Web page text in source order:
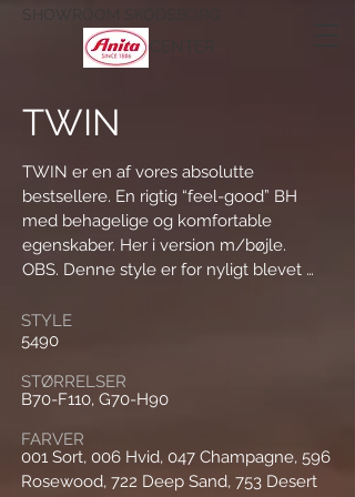
SHOWROOM SKODSBORG
TWIN
TWIN er en af vores absolutte
bestsellere. En rigtig “feel-good” BH
med behagelige og komfortable
egenskaber. Her i version m/bøjle.
OBS. Denne style er for nyligt blevet
F. Derimod er str. 65 under udfasning.
sømløse og formpressede skåle og
blød microfiber, at den næsten er både
usynlig under tøjet og man derfor stort
set ikke mærker, at man har den på. En
STYLE
5490
STØRRELSER
B70-F110, G70-H90
FARVER
001 Sort, 006 Hvid, 047 Champagne, 596
Rosewood, 722 Deep Sand, 753 Desert